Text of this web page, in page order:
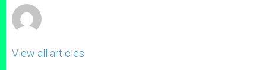
View all articles